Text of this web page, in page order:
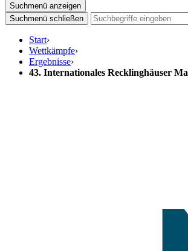
Suchmenü anzeigen
Suchmenü schließen
Start›
Wettkämpfe›
Ergebnisse›
43. Internationales Recklinghäuser